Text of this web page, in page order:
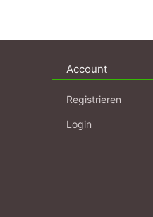
Account
Registrieren
Login